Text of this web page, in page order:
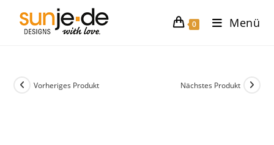
Inhalt
springen
0 Menü
Vorheriges Produkt Nächstes Produkt